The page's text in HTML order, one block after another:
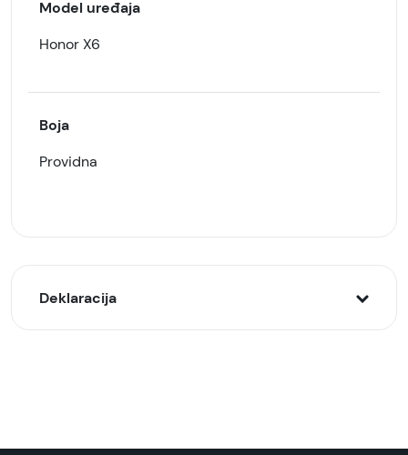
Model uređaja
Honor X6
Boja
Providna
Deklaracija
Zaštitna maska/futrola